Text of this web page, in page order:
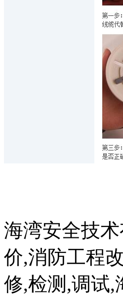
海湾安全技
价,消防工程
修,检测,调试,